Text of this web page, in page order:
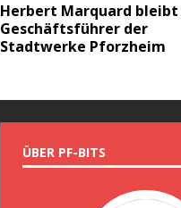
Herbert Marquard bleibt
Geschäftsführer der
Stadtwerke Pforzheim
ÜBER PF-BITS